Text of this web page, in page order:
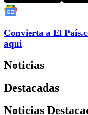
Convierta a El País
aquí
Noticias
Destacadas
Noticias